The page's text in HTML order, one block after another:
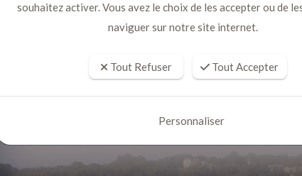
Cassis par la chambre d'hôte
souhaitez activer. Vous avez le choix de les accepter ou de
naviguer sur notre site internet.
Tout Refuser Tout Accepter
Personnaliser